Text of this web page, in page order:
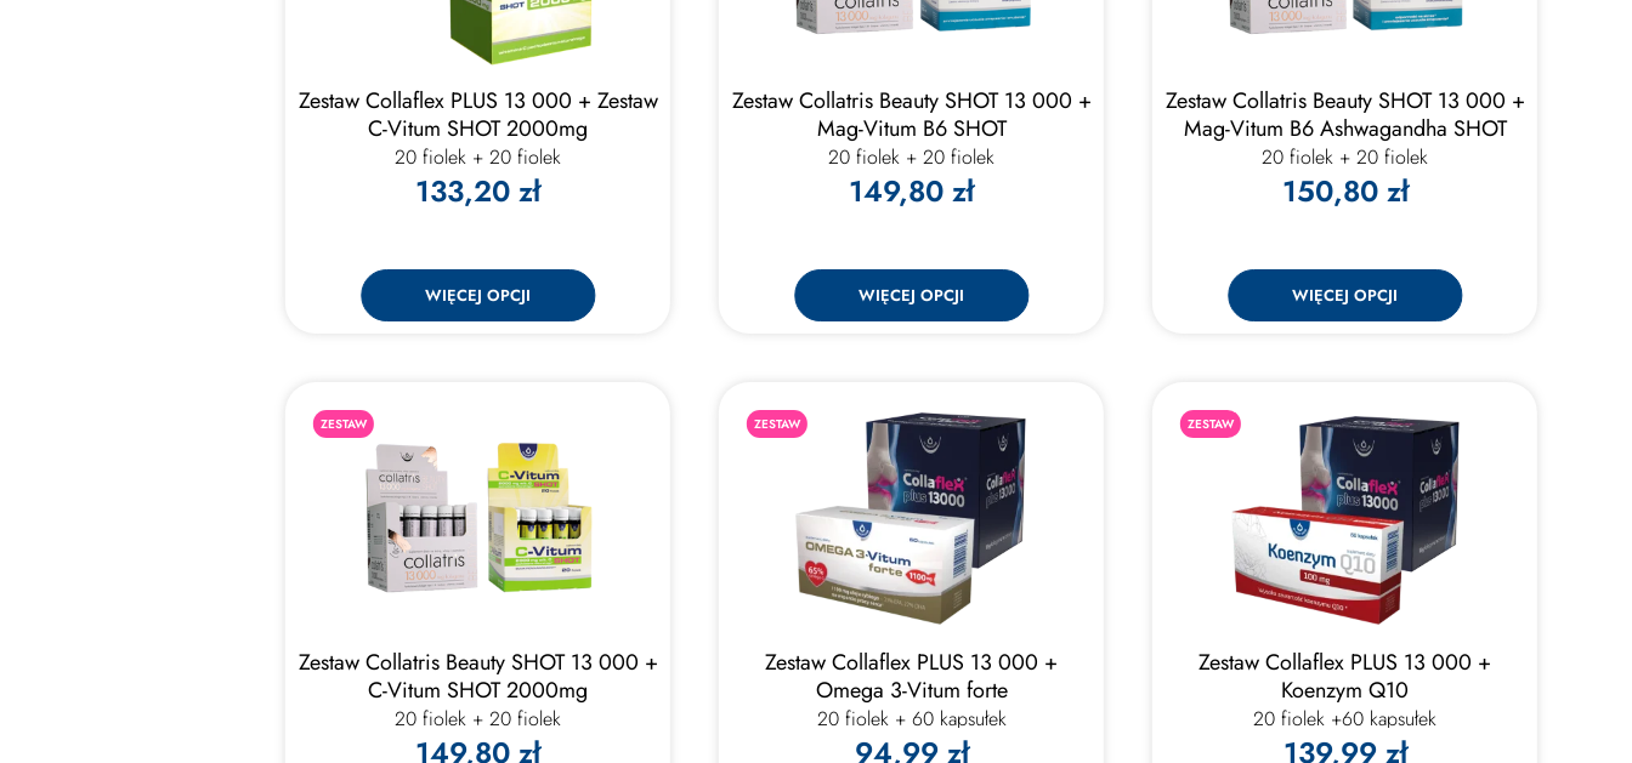
Zestaw Collaflex PLUS 13 000 + Zestaw
C-Vitum SHOT 2000mg
20 fiolek + 20 fiolek
133,20 zł
WIĘCEJ OPCJI
Zestaw Collatris Beauty SHOT 13 000 +
Mag-Vitum B6 SHOT
20 fiolek + 20 fiolek
149,80 zł
WIĘCEJ OPCJI
Zestaw Collatris Beauty SHOT 13 000 +
Mag-Vitum B6 Ashwagandha SHOT
20 fiolek + 20 fiolek
150,80 zł
WIĘCEJ OPCJI
ZESTAW
Zestaw Collatris Beauty SHOT 13 000 +
C-Vitum SHOT 2000mg
20 fiolek + 20 fiolek
149,80 zł
ZESTAW
Zestaw Collaflex PLUS 13 000 +
Omega 3-Vitum forte
20 fiolek + 60 kapsułek
94,99 zł
ZESTAW
Zestaw Collaflex PLUS 13 000 +
Koenzym Q10
20 fiolek +60 kapsułek
139,99 zł